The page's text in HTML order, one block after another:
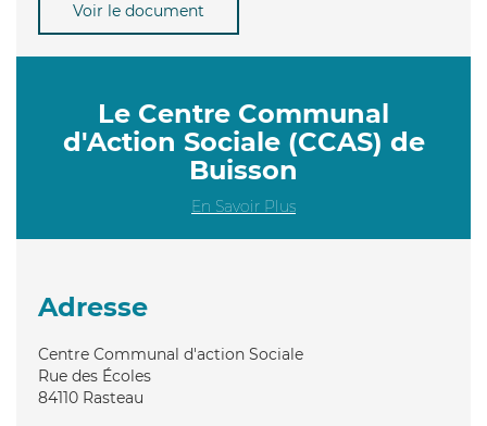
Voir le document
Le Centre Communal
d'Action Sociale (CCAS) de
Buisson
En Savoir Plus
Adresse
Centre Communal d'action Sociale
Rue des Écoles
84110 Rasteau